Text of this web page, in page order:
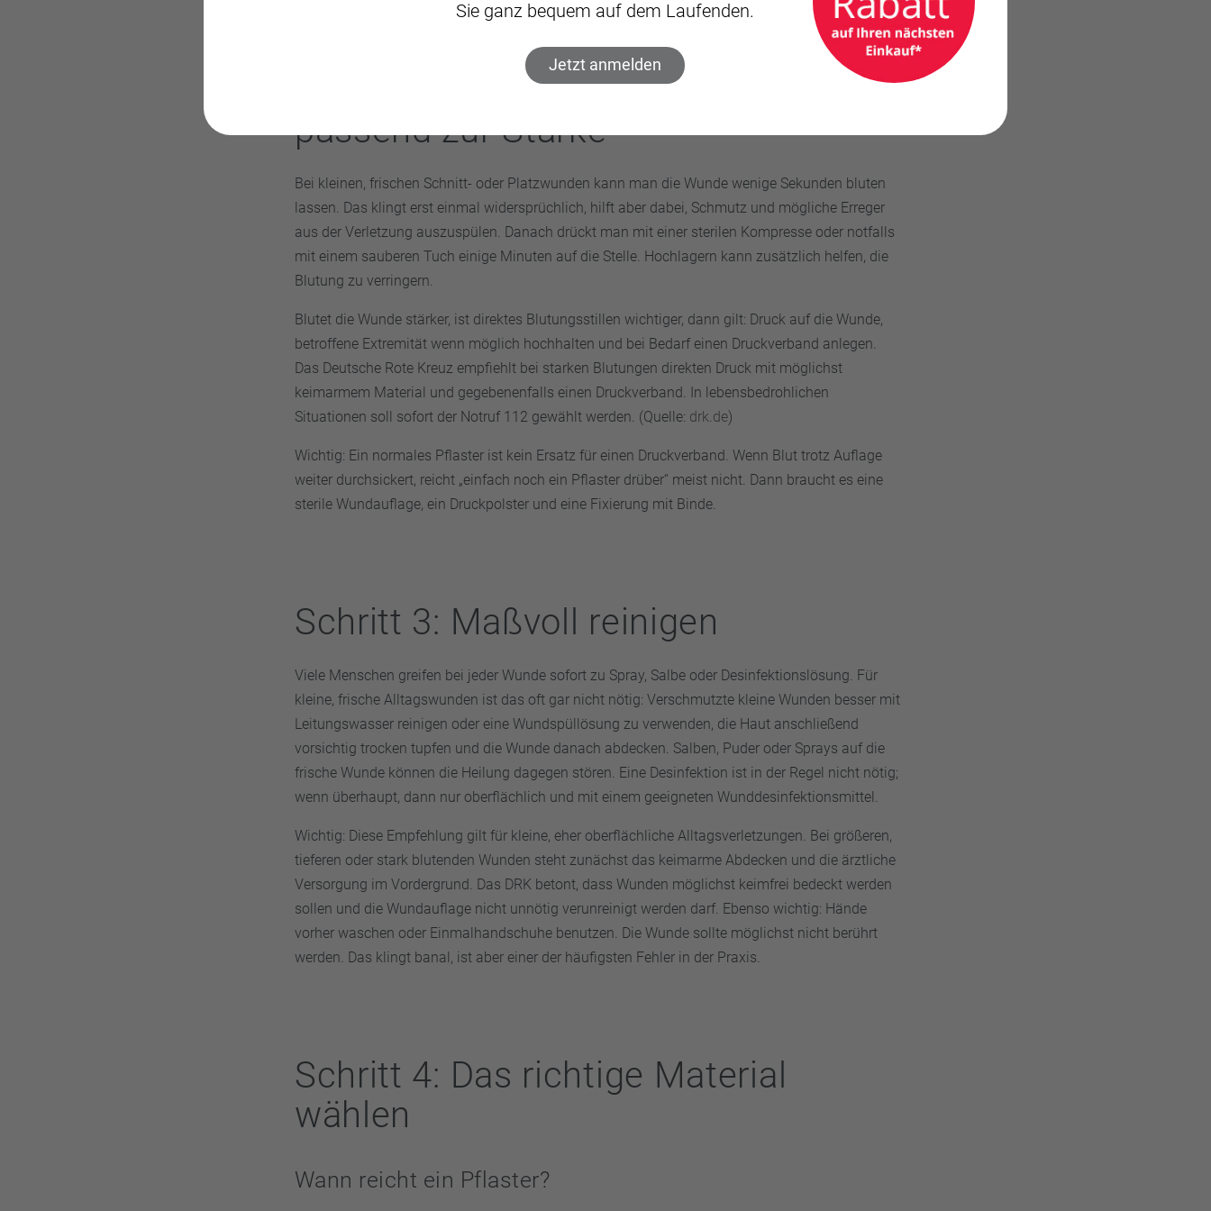
Schritt 2: Blutung stillen – und zwar
passend zur Stärke
Bei kleinen, frischen Schnitt- oder Platzwunden kann man die Wunde wenige Sekunden bluten
lassen. Das klingt erst einmal widersprüchlich, hilft aber dabei, Schmutz und mögliche Erreger
aus der Verletzung auszuspülen. Danach drückt man mit einer sterilen Kompresse oder notfalls
mit einem sauberen Tuch einige Minuten auf die Stelle. Hochlagern kann zusätzlich helfen, die
Blutung zu verringern.
Blutet die Wunde stärker, ist direktes Blutungsstillen wichtiger, dann gilt: Druck auf die Wunde,
betroffene Extremität wenn möglich hochhalten und bei Bedarf einen Druckverband anlegen.
Das Deutsche Rote Kreuz empfiehlt bei starken Blutungen direkten Druck mit möglichst
keimarmem Material und gegebenenfalls einen Druckverband. In lebensbedrohlichen
Situationen soll sofort der Notruf 112 gewählt werden. (Quelle: drk.de)
Wichtig: Ein normales Pflaster ist kein Ersatz für einen Druckverband. Wenn Blut trotz Auflage
weiter durchsickert, reicht „einfach noch ein Pflaster drüber“ meist nicht. Dann braucht es eine
sterile Wundauflage, ein Druckpolster und eine Fixierung mit Binde.
Schritt 3: Maßvoll reinigen
Viele Menschen greifen bei jeder Wunde sofort zu Spray, Salbe oder Desinfektionslösung. Für
kleine, frische Alltagswunden ist das oft gar nicht nötig: Verschmutzte kleine Wunden besser mit
Leitungswasser reinigen oder eine Wundspüllösung zu verwenden, die Haut anschließend
vorsichtig trocken tupfen und die Wunde danach abdecken. Salben, Puder oder Sprays auf die
frische Wunde können die Heilung dagegen stören. Eine Desinfektion ist in der Regel nicht nötig;
wenn überhaupt, dann nur oberflächlich und mit einem geeigneten Wunddesinfektionsmittel.
Wichtig: Diese Empfehlung gilt für kleine, eher oberflächliche Alltagsverletzungen. Bei größeren,
tieferen oder stark blutenden Wunden steht zunächst das keimarme Abdecken und die ärztliche
Versorgung im Vordergrund. Das DRK betont, dass Wunden möglichst keimfrei bedeckt werden
sollen und die Wundauflage nicht unnötig verunreinigt werden darf. Ebenso wichtig: Hände
vorher waschen oder Einmalhandschuhe benutzen. Die Wunde sollte möglichst nicht berührt
werden. Das klingt banal, ist aber einer der häufigsten Fehler in der Praxis.
Schritt 4: Das richtige Material
wählen
Wann reicht ein Pflaster?
Sie ganz bequem auf dem Laufenden.
Jetzt anmelden